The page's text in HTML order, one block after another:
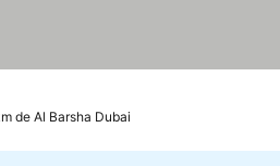
de Al Barsha Dubai